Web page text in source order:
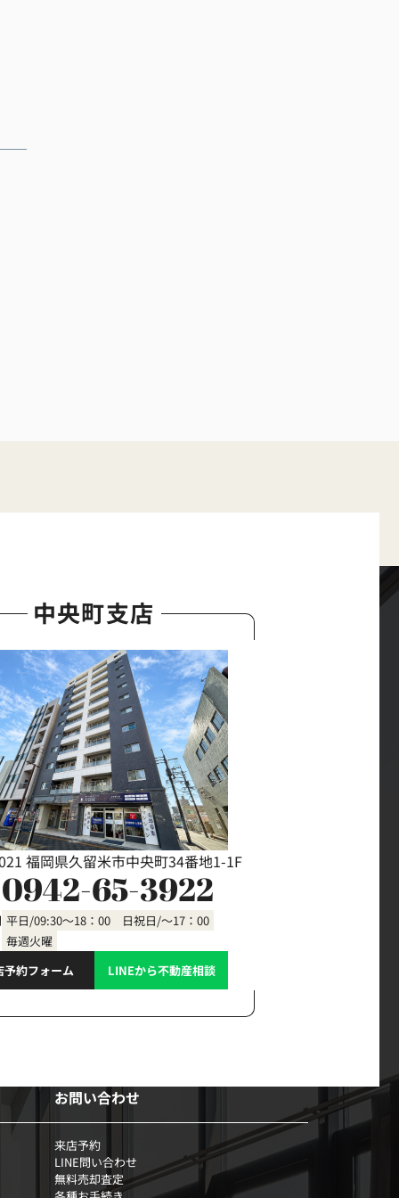
中央町支店
福岡県久留米市中央町34番地1-1F
0942-65-3922
平日/09:30～18：00 日祝日/～17：00
毎週火曜
予約フォーム
LINEから不動産相談
お問い合わせ
来店予約
LINE問い合わせ
無料売却査定